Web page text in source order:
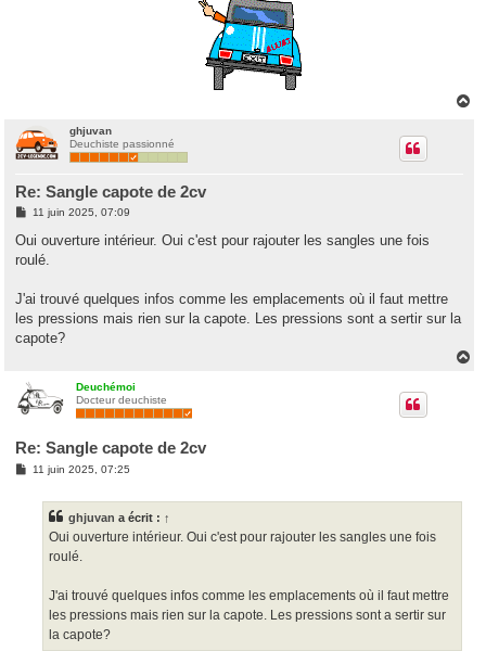
ghjuvan
Deuchiste passionné
Re: Sangle capote de 2cv
M
s
a
11 juin 2025, 07:09
Oui ouverture intérieur. Oui c'est pour rajouter les sangles une fois
roulé.
J'ai trouvé quelques infos comme les emplacements où il faut mettre
les pressions mais rien sur la capote. Les pressions sont a sertir sur la
capote?
Deuchémoi
Docteur deuchiste
Re: Sangle capote de 2cv
M11 juin 2025, 07:25
ghjuvan a écrit : ↑
Oui ouverture intérieur. Oui c'est pour rajouter les sangles une fois
roulé.
J'ai trouvé quelques infos comme les emplacements où il faut mettre
les pressions mais rien sur la capote. Les pressions sont a sertir sur
la capote?